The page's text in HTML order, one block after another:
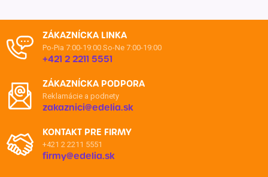
ZÁKAZNÍCKA LINKA
Po-Pia 7:00-19:00 So-Ne 7:00-19:00
+421 2 2211 5551
ZÁKAZNÍCKA PODPORA
Reklamácie a podnety
zakaznici@edelia.sk
KONTAKT PRE FIRMY
+421 2 2211 5551
firmy@edelia.sk